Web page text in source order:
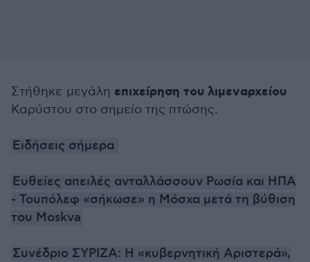
Στήθηκε μεγάλη επιχείρηση του λιμεναρχείου
Καρύστου στο σημείο της πτώσης.
Ειδήσεις σήμερα
Ευθείες απειλές ανταλλάσσουν Ρωσία και ΗΠΑ
- Τουπόλεφ «σήκωσε» η Μόσχα μετά τη βύθιση
του Moskva
Συνέδριο ΣΥΡΙΖΑ: Η «κυβερνητική Αριστερά»,